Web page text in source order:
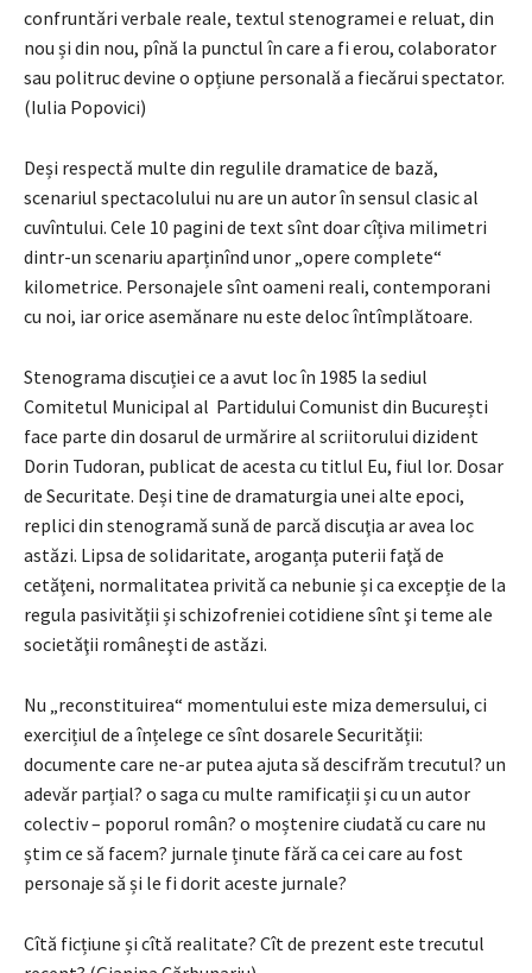
confruntări verbale reale, textul stenogramei e reluat, din
nou și din nou, pînă la punctul în care a fi erou, colaborator
sau politruc devine o opțiune personală a fiecărui spectator.
(Iulia Popovici)
Deși respectă multe din regulile dramatice de bază,
scenariul spectacolului nu are un autor în sensul clasic al
cuvîntului. Cele 10 pagini de text sînt doar cîțiva milimetri
dintr-un scenariu aparținînd unor „opere complete“
kilometrice. Personajele sînt oameni reali, contemporani
cu noi, iar orice asemănare nu este deloc întîmplătoare.
Stenograma discuției ce a avut loc în 1985 la sediul
Comitetul Municipal al Partidului Comunist din București
face parte din dosarul de urmărire al scriitorului dizident
Dorin Tudoran, publicat de acesta cu titlul Eu, fiul lor. Dosar
de Securitate. Deși tine de dramaturgia unei alte epoci,
replici din stenogramă sună de parcă discuţia ar avea loc
astăzi. Lipsa de solidaritate, aroganța puterii faţă de
cetăţeni, normalitatea privită ca nebunie și ca excepție de la
regula pasivității și schizofreniei cotidiene sînt şi teme ale
societăţii româneşti de astăzi.
Nu „reconstituirea“ momentului este miza demersului, ci
exercițiul de a înțelege ce sînt dosarele Securității:
documente care ne-ar putea ajuta să descifrăm trecutul? un
adevăr parțial? o saga cu multe ramificații și cu un autor
colectiv – poporul român? o moștenire ciudată cu care nu
știm ce să facem? jurnale ținute fără ca cei care au fost
personaje să și le fi dorit aceste jurnale?
Cîtă ficțiune și cîtă realitate? Cît de prezent este trecutul